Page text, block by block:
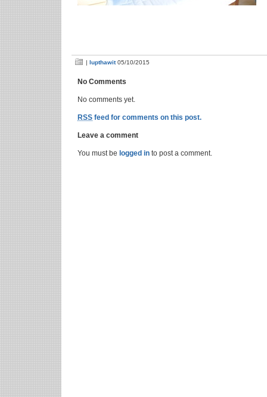
| lupthawit05/10/2015
No Comments
No comments yet.
RSS feed for comments on this post.
Leave a comment
You must be logged in to post a comment.